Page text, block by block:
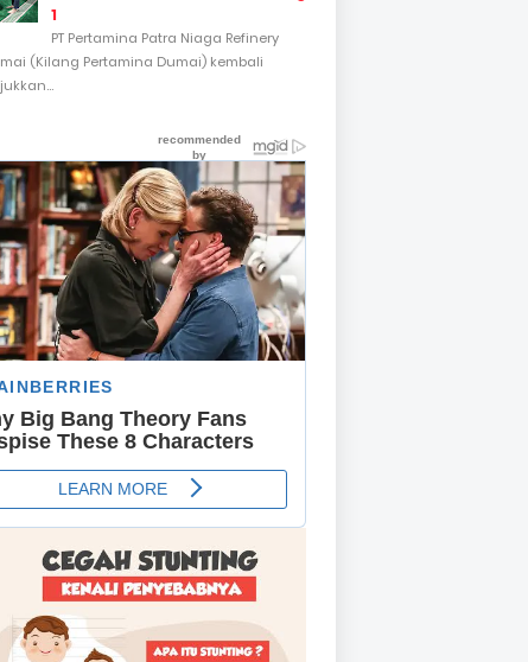
1
PT Pertamina Patra Niaga Refinery
(Kilang Pertamina Dumai) kembali